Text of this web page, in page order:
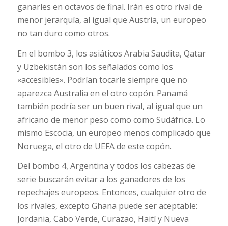
ganarles en octavos de final. Irán es otro rival de
menor jerarquía, al igual que Austria, un europeo
no tan duro como otros.
En el bombo 3, los asiáticos Arabia Saudita, Qatar
y Uzbekistán son los señalados como los
«accesibles». Podrían tocarle siempre que no
aparezca Australia en el otro copón. Panamá
también podría ser un buen rival, al igual que un
africano de menor peso como como Sudáfrica. Lo
mismo Escocia, un europeo menos complicado que
Noruega, el otro de UEFA de este copón.
Del bombo 4, Argentina y todos los cabezas de
serie buscarán evitar a los ganadores de los
repechajes europeos. Entonces, cualquier otro de
los rivales, excepto Ghana puede ser aceptable:
Jordania, Cabo Verde, Curazao, Haití y Nueva